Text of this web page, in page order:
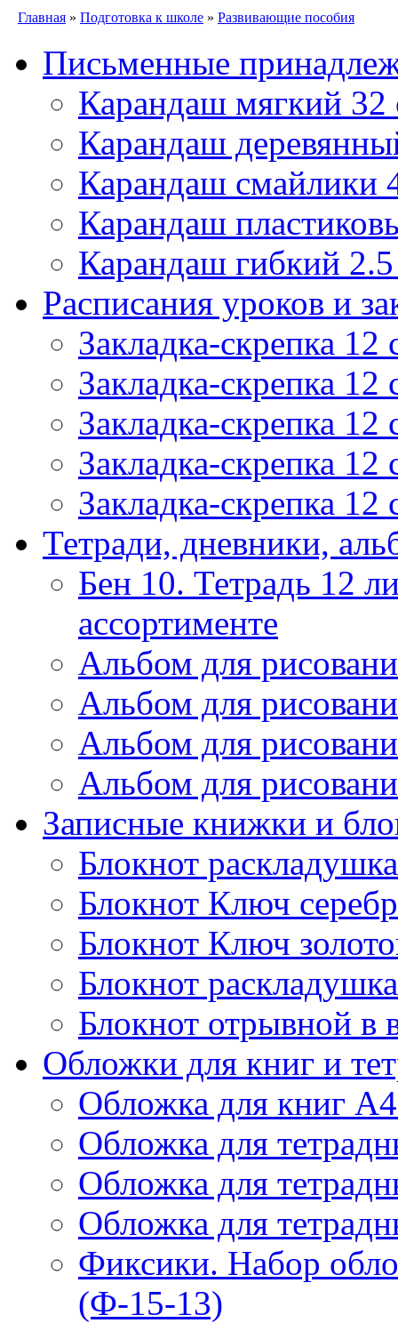
Главная » Подготовка к школе » Развивающие пособия
Письменные
Карандаш мягкий 32
Карандаш
Карандаш
Карандаш
Карандаш гибкий
Расписания уроков и
Закладка-скрепка
Закладка-скрепка
Закладка-скрепка
Закладка-скрепка
Закладка-скрепка
Тетради, дневники,
Бен 10. Тетрадь 12
ассортименте
Альбом для
Альбом для
Альбом для
Альбом для
Записные книжки и
Блокнот
Блокнот Ключ
Блокнот Ключ
Блокнот
Блокнот отрывной в
Обложки для книг и
Обложка для книг
Обложка для
Обложка для
Обложка для
Фиксики. Набор
(Ф-15-13)